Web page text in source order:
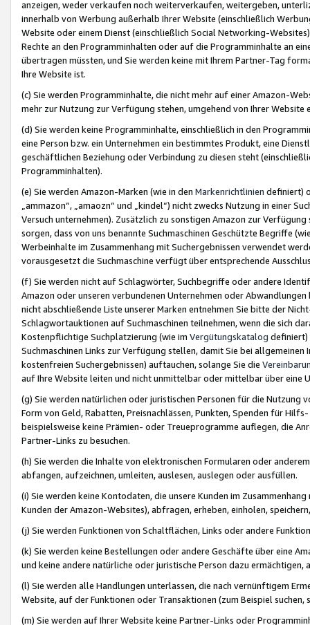
anzeigen, weder verkaufen noch weiterverkaufen, weitergeben,
innerhalb von Werbung außerhalb Ihrer Website (einschließlich
Website oder einem Dienst (einschließlich Social Networking-
Rechte an den Programminhalten oder auf die Programminhalte an
übertragen müssten, und Sie werden keine mit Ihrem Partner-Tag
Ihre Website ist.
(c) Sie werden Programminhalte, die nicht mehr auf einer Amazon-
mehr zur Nutzung zur Verfügung stehen, umgehend von Ihrer
(d) Sie werden keine Programminhalte, einschließlich in den
eine Person bzw. ein Unternehmen ein bestimmtes Produkt, eine
geschäftlichen Beziehung oder Verbindung zu diesen steht
Programminhalten).
(e) Sie werden Amazon-Marken (wie in den Markenrichtlinien definiert)
„ammazon“, „amaozn“ und „kindel“) nicht zwecks Nutzung in einer
Versuch unternehmen). Zusätzlich zu sonstigen Amazon zur
sorgen, dass von uns benannte Suchmaschinen Geschützte Begriffe
Werbeinhalte im Zusammenhang mit Suchergebnissen verwendet
vorausgesetzt die Suchmaschine verfügt über entsprechende
(f) Sie werden nicht auf Schlagwörter, Suchbegriffe oder andere
Amazon oder unseren verbundenen Unternehmen oder
nicht abschließende Liste unserer Marken entnehmen Sie bitte der
Schlagwortauktionen auf Suchmaschinen teilnehmen, wenn die sich
Kostenpflichtige Suchplatzierung (wie im Vergütungskatalog definiert)
Suchmaschinen Links zur Verfügung stellen, damit Sie bei
kostenfreien Suchergebnissen) auftauchen, solange Sie die
auf Ihre Website leiten und nicht unmittelbar oder mittelbar über eine
(g) Sie werden natürlichen oder juristischen Personen für die Nutzung
Form von Geld, Rabatten, Preisnachlässen, Punkten, Spenden für
beispielsweise keine Prämien- oder Treueprogramme auflegen, die
Partner-Links zu besuchen.
(h) Sie werden die Inhalte von elektronischen Formularen oder
abfangen, aufzeichnen, umleiten, auslesen, auslegen oder ausfüllen.
(i) Sie werden keine Kontodaten, die unsere Kunden im
Kunden der Amazon-Websites), abfragen, erheben, einholen,
(j) Sie werden Funktionen von Schaltflächen, Links oder andere
(k) Sie werden keine Bestellungen oder andere Geschäfte über eine
und keine andere natürliche oder juristische Person dazu
(l) Sie werden alle Handlungen unterlassen, die nach vernünftigem
Website, auf der Funktionen oder Transaktionen (zum Beispiel
(m) Sie werden auf Ihrer Website keine Partner-Links oder